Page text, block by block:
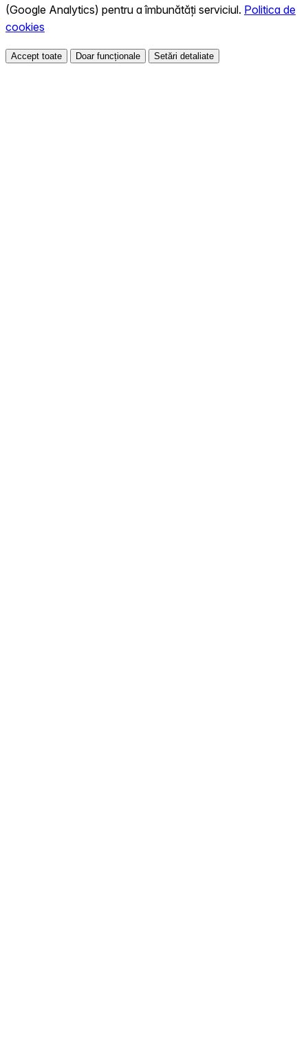
(Google Analytics) pentru a îmbunătăți serviciul. Politica de
cookies
Accept toate Doar funcționale Setări detaliate